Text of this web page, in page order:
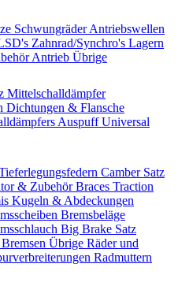
SchwungräderAntriebswellen
Zahnrad/Synchro's Lagern
Antrieb Übrige
Mittelschalldämpfer
Dichtungen & Flansche
Auspuff Universal
Camber Satz
& ZubehörBraces Traction
Kugeln & Abdeckungen
Bremsbeläge
Big Brake Satz
Bremsen Übrige Räder und
Radmuttern